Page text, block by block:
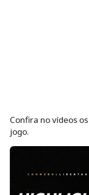
Confira no vídeos
jogo.